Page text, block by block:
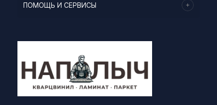
ПОМОЩЬ И СЕРВИСЫ